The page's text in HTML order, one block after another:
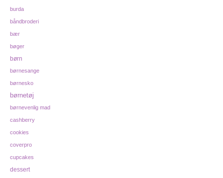
burda
båndbroderi
bær
bøger
børn
børnesange
børnesko
børnetøj
børnevenlig mad
cashberry
cookies
coverpro
cupcakes
dessert